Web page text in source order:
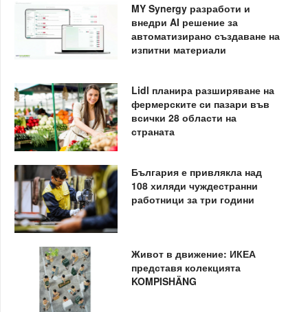
MY Synergy разработи и
внедри AI решение за
автоматизирано създаване на
изпитни материали
Lidl планира разширяване на
фермерските си пазари във
всички 28 области на
страната
България е привлякла над
108 хиляди чуждестранни
работници за три години
Живот в движение: ИКЕА
представя колекцията
KOMPISHÄNG